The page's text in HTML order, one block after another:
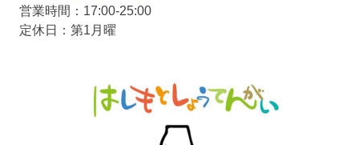
営業時間：17:00-25:00
定休日：第1月曜